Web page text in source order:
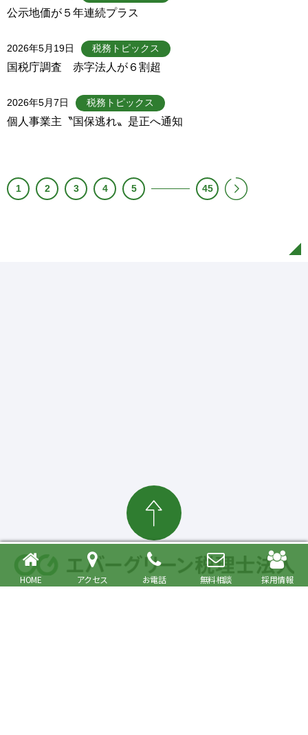
HOME アクセス お電話 無料相談 採用情報
公示地価が５年連続プラス
2026年5月19日 税務トピックス
国税庁調査 赤字法人が６割超
2026年5月7日 税務トピックス
個人事業主〝国保逃れ〟是正へ通知
1 2 3 4 5 45